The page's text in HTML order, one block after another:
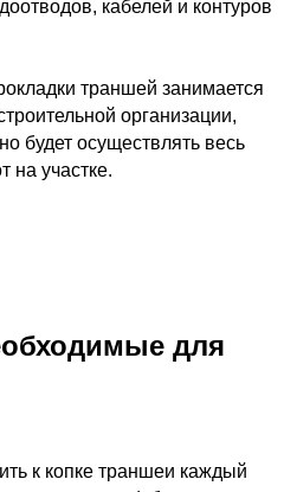
кабелей и контуров
траншей занимается
организации,
будет осуществлять весь
на участке.
для
к копке траншеи каждый